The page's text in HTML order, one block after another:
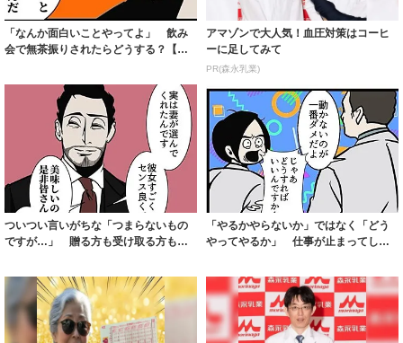
「なんか面白いことやってよ」 飲み
会で無茶振りされたらどうする？【漫
アマゾンで大人気！血圧対策はコーヒ
ーに足してみて
PR(森永乳業)
ついつい言いがちな「つまらないもの
ですが…」 贈る方も受け取る方もみ
「やるかやらないか」ではなく「どう
やってやるか」 仕事が止まってしま